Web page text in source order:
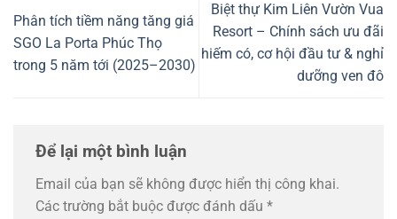
Phân tích tiềm năng tăng giá
SGO La Porta Phúc Thọ
trong 5 năm tới (2025–2030)
Biệt thự Kim Liên Vườn Vua
Resort – Chính sách ưu đãi
hiếm có, cơ hội đầu tư & nghỉ
dưỡng ven đô
Để lại một bình luận
Email của bạn sẽ không được hiển thị công khai.
Các trường bắt buộc được đánh dấu *